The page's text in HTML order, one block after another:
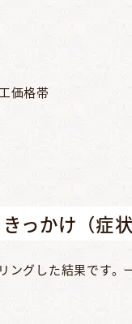
価格帯
っかけ（症
ングした結果です